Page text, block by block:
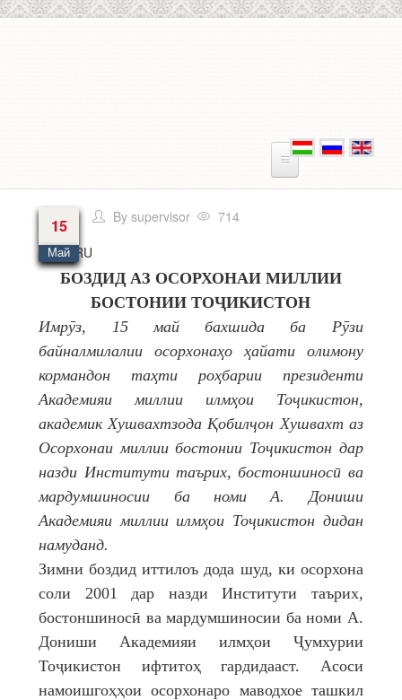
15
Май
Bysupervisor
714
Язык RU
БОЗДИД АЗ ОСОРХОНАИ МИЛЛИИ
БОСТОНИИ ТОҶИКИСТОН
Имрӯз, 15 май бахшида ба Рӯзи
байналмилалии осорхонаҳо ҳайати олимону
кормандон таҳти роҳбарии президенти
Академияи миллии илмҳои Тоҷикистон,
академик Хушвахтзода Қобилҷон Хушвахт аз
Осорхонаи миллии бостонии Тоҷикистон дар
назди Институти таърих, бостоншиносӣ ва
мардумшиносии ба номи А. Дониши
Академияи миллии илмҳои Тоҷикистон дидан
намуданд.
Зимни боздид иттилоъ дода шуд, ки осорхона
соли 2001 дар назди Институти таърих,
бостоншиносӣ ва мардумшиносии ба номи А.
Дониши Академияи илмҳои Ҷумхурии
Тоҷикистон ифтитоҳ гардидааст. Асоси
намоишгоҳҳои осорхонаро маводхое ташкил